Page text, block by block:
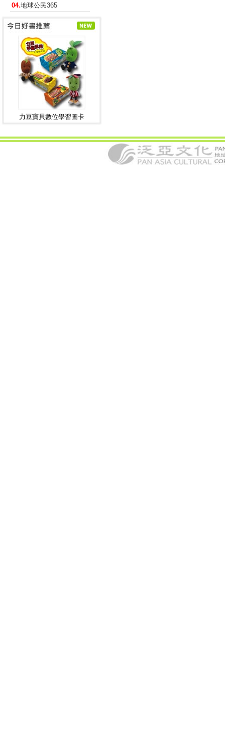
04.地球公民365
力豆寶貝數位學習圖卡